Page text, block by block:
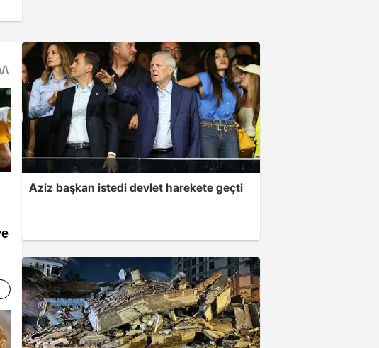
Aziz başkan istedi devlet harekete geçti